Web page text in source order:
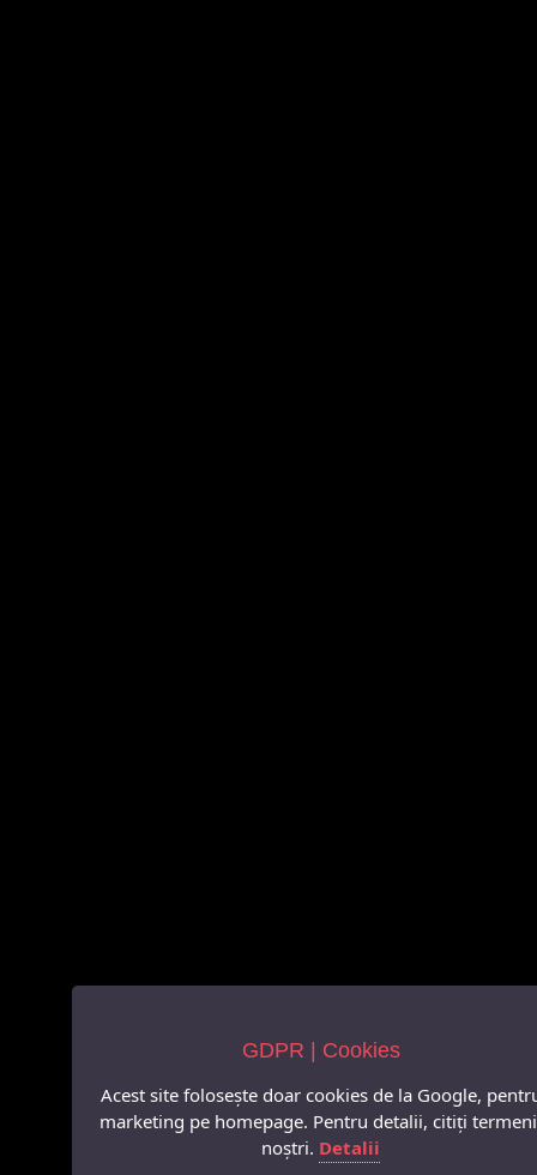
GDPR | Cookies
Acest site folosește doar cookies de la Google,
marketing pe homepage. Pentru detalii, citiți
noștri. Detalii